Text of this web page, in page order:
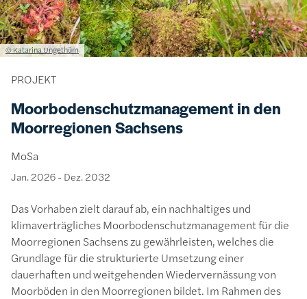
Lizenzinformationen einschließlich Urheberrecht
© Katarina Ungethüm
PROJEKT
Moorbodenschutzmanagement in den
Moorregionen Sachsens
MoSa
Jan. 2026 - Dez. 2032
Das Vorhaben zielt darauf ab, ein nachhaltiges und
klimaverträgliches Moorbodenschutzmanagement für die
Moorregionen Sachsens zu gewährleisten, welches die
Grundlage für die strukturierte Umsetzung einer
dauerhaften und weitgehenden Wiedervernässung von
Moorböden in den Moorregionen bildet. Im Rahmen des